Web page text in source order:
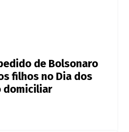
de Bolsonaro
filhos no Dia dos
domiciliar